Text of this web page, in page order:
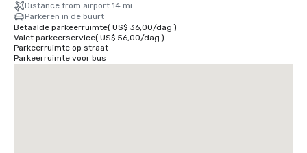
Distance from airport 14 mi
Parkeren in de buurt
Betaalde parkeerruimte( US$ 36,00/dag )
Valet parkeerservice( US$ 56,00/dag )
Parkeerruimte op straat
Parkeerruimte voor bus